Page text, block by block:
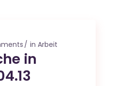
in Arbeit
in